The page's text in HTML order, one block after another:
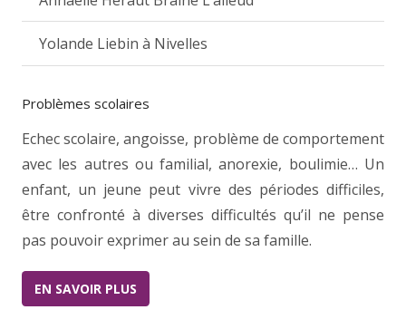
Yolande Liebin à Nivelles
Problèmes scolaires
Echec scolaire, angoisse, problème de comportement
avec les autres ou familial, anorexie, boulimie… Un
enfant, un jeune peut vivre des périodes difficiles,
être confronté à diverses difficultés qu’il ne pense
pas pouvoir exprimer au sein de sa famille.
EN SAVOIR PLUS